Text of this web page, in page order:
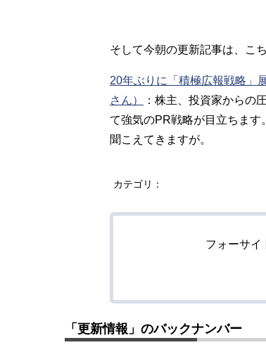
そして今朝の更新記事は、こち
20年ぶりに「積極広報戦略」
さん）
： 株主、投資家からの
て強気のPR戦略が目立ちます
聞こえてきますが。
カテゴリ：
フォーサイ
「更新情報」のバックナンバー